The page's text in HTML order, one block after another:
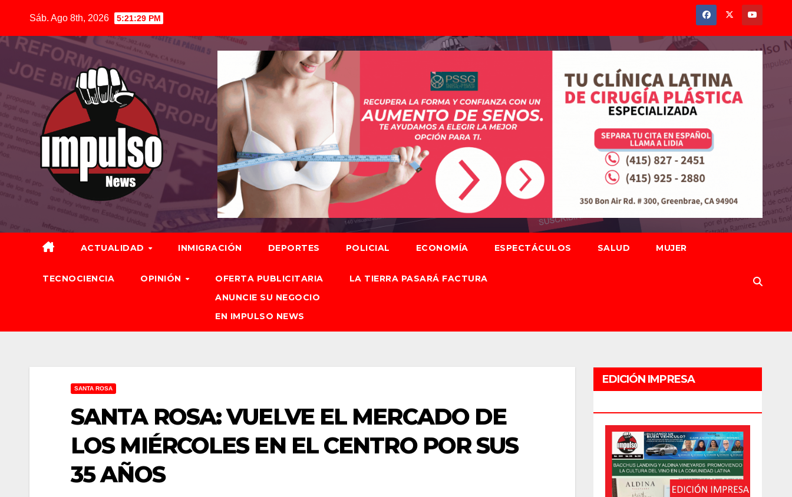
contenido
Sáb. Ago 8th, 2026 5:21:31 PM
ACTUALIDAD INMIGRACIÓN DEPORTES POLICIAL ECONOMÍA ESPECTÁCULOS SALUD MUJER
TECNOCIENCIA OPINIÓN
OFERTA PUBLICITARIA
ANUNCIE SU NEGOCIO
EN IMPULSO NEWS
LA TIERRA PASARÁ FACTURA
SANTA ROSA
SANTA ROSA: VUELVE EL MERCADO DE
LOS MIÉRCOLES EN EL CENTRO POR SUS
35 AÑOS
EDICIÓN IMPRESA